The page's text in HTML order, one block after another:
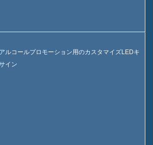
ルコールプロモーション用のカスタマイズLEDキ
イン